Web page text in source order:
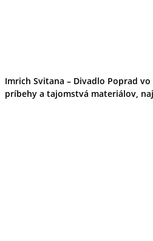
Imrich Svitana – Divadlo Poprad
príbehy a tajomstvá materiálov,